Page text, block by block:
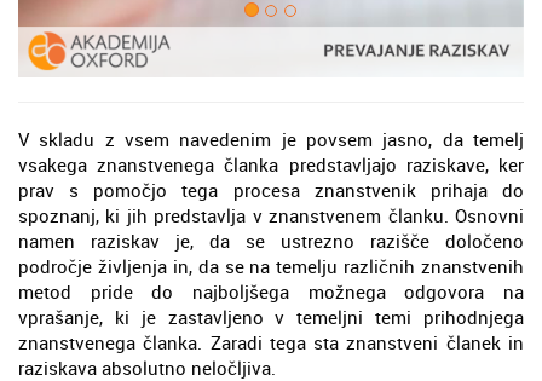
V skladu z vsem navedenim je povsem jasno, da temelj
vsakega znanstvenega članka predstavljajo raziskave, ker
prav s pomočjo tega procesa znanstvenik prihaja do
spoznanj, ki jih predstavlja v znanstvenem članku. Osnovni
namen raziskav je, da se ustrezno razišče določeno
področje življenja in, da se na temelju različnih znanstvenih
metod pride do najboljšega možnega odgovora na
vprašanje, ki je zastavljeno v temeljni temi prihodnjega
znanstvenega članka. Zaradi tega sta znanstveni članek in
raziskava absolutno neločljiva.